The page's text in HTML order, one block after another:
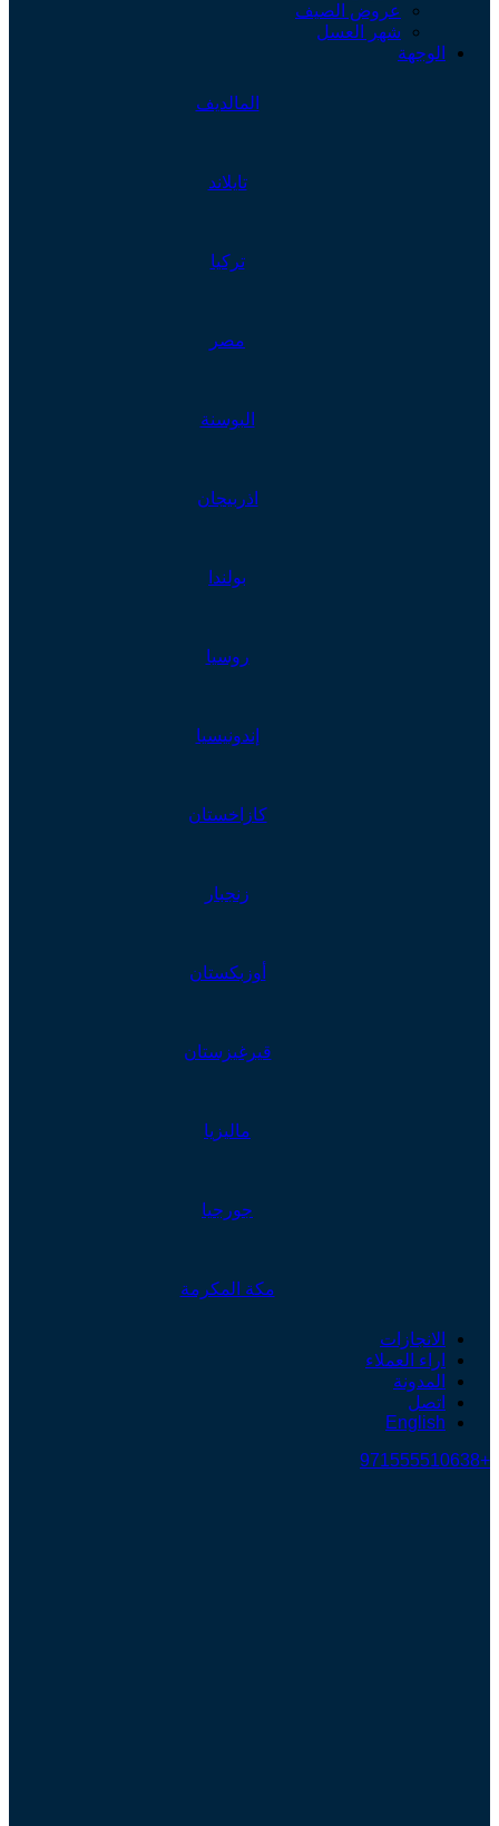
عروض الصيف
شهر العسل
الوجهة
المالديف
تايلاند
تركيا
مصر
البوسنة
اذربيجان
بولندا
روسيا
إندونيسيا
كازاخستان
زنجبار
أوزبكستان
قيرغيزستان
ماليزيا
جورجيا
مكة المكرمة
الانجازات
اراء العملاء
المدونة
اتصل
English
+971555510638